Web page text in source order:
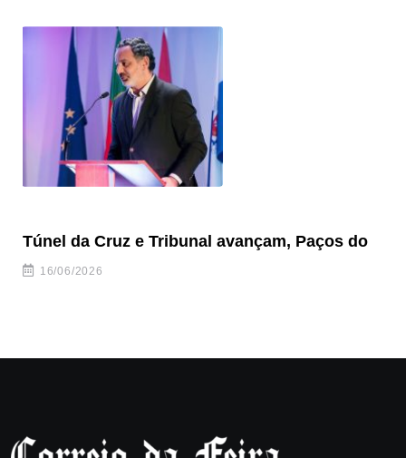
Túnel da Cruz e Tribunal avançam, Paços do
16/06/2026